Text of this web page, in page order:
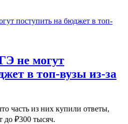
не могут
в топ-вузы из-за
часть из них купили ответы,
до ₽300 тысяч.